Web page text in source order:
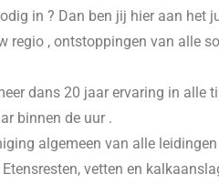
in ? Dan ben jij hier aan het
regio , ontstoppingen van alle
dans 20 jaar ervaring in alle
binnen de uur .
algemeen van alle
vetten en